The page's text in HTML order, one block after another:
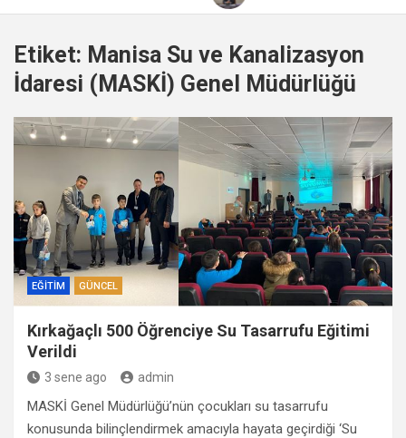
Etiket: Manisa Su ve Kanalizasyon
İdaresi (MASKİ) Genel Müdürlüğü
EĞITIM GÜNCEL
Kırkağaçlı 500 Öğrenciye Su Tasarrufu Eğitimi
Verildi
3 sene ago admin
MASKİ Genel Müdürlüğü’nün çocukları su tasarrufu
konusunda bilinçlendirmek amacıyla hayata geçirdiği ‘Su